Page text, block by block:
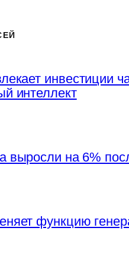
инвестиции
интеллект
выросли на 6%
функцию